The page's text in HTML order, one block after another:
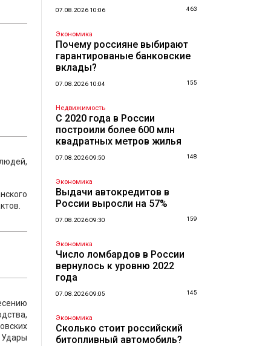
07.08.2026 10:06 463
Экономика
Почему россияне выбирают
гарантированые банковские
вклады?
07.08.2026 10:04 155
Недвижимость
С 2020 года в России
построили более 600 млн
квадратных метров жилья
07.08.2026 09:50 148
Экономика
Выдачи автокредитов в
России выросли на 57%
07.08.2026 09:30 159
Экономика
Число ломбардов в России
вернулось к уровню 2022
года
07.08.2026 09:05 145
Экономика
Сколько стоит российский
битопливный автомобиль?